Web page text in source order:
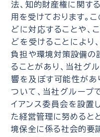
法、知的財産権に関す
用を受けております。
どに対応することや、
どを受けることにより
負担や環境対策設備の
ることがあり、当社グ
響を及ぼす可能性があ
ついて、当社グループ
イアンス委員会を設置
た経営管理に努めると
境保全に係る社会的要